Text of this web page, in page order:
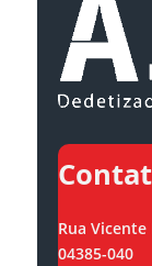
Rua Vicente
04385-040